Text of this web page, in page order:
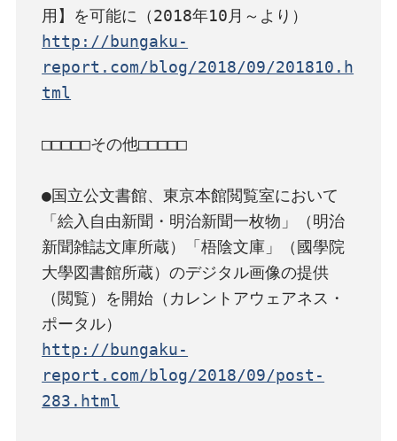
http://bungaku-
report.com/blog/2018/09/201810.h
tml
□□□□□その他□□□□□
●国立公文書館、東京本館閲覧室において
「絵入自由新聞・明治新聞一枚物」（明治
新聞雑誌文庫所蔵）「梧陰文庫」（國學院
大學図書館所蔵）のデジタル画像の提供
（閲覧）を開始（カレントアウェアネス・
http://bungaku-
report.com/blog/2018/09/post-
283.html